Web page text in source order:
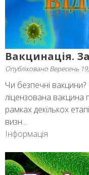
Вакцинація.
Опубліковано Вересень
Чи безпечні
ліцензована вакцина
рамках декількох
визн...
Інформація